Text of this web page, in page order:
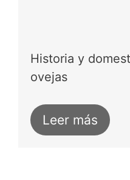
Historia y
ovejas
Leer más